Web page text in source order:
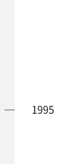
1995